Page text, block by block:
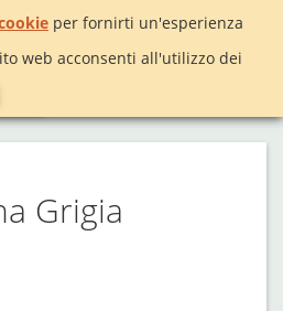
per fornirti un'esperienza
web acconsenti all'utilizzo dei
Grigia